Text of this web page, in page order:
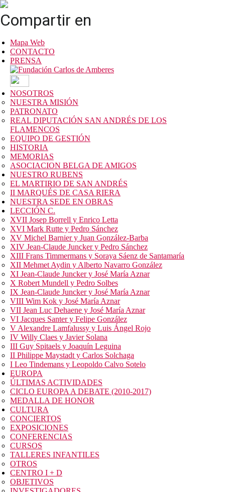
Compartir en
Mapa Web
CONTACTO
PRENSA
NOSOTROS
NUESTRA MISIÓN
PATRONATO
REAL DIPUTACIÓN SAN ANDRÉS DE LOS
FLAMENCOS
EQUIPO DE GESTIÓN
HISTORIA
MEMORIAS
ASOCIACION BELGA DE AMIGOS
NUESTRO RUBENS
EL MARTIRIO DE SAN ANDRÉS
II MARQUÉS DE CASA RIERA
NUESTRA SEDE EN OBRAS
LECCIÓN C.
XVII Josep Borrell y Enrico Letta
XVI Mark Rutte y Pedro Sánchez
XV Michel Barnier y Juan González-Barba
XIV Jean-Claude Juncker y Pedro Sánchez
XIII Frans Timmermans y Soraya Sáenz de Santamaría
XII Mehmet Aydin y Alberto Navarro González
XI Jean-Claude Juncker y José María Aznar
X Robert Mundell y Pedro Solbes
IX Jean-Claude Juncker y José María Aznar
VIII Wim Kok y José María Aznar
VII Jean Luc Dehaene y José María Aznar
VI Jacques Santer y Felipe González
V Alexandre Lamfalussy y Luis Ángel Rojo
IV Willy Claes y Javier Solana
III Guy Spitaels y Joaquín Leguina
II Philippe Maystadt y Carlos Solchaga
I Leo Tindemans y Leopoldo Calvo Sotelo
EUROPA
ÚLTIMAS ACTIVIDADES
CICLO EUROPA A DEBATE (2010-2017)
MEDALLA DE HONOR
CULTURA
CONCIERTOS
EXPOSICIONES
CONFERENCIAS
CURSOS
TALLERES INFANTILES
OTROS
CENTRO I + D
OBJETIVOS